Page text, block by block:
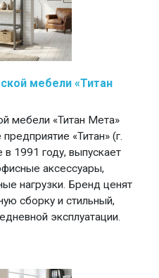
мебели «Титан
мебели «Титан Мета»
«Титан» (г.
в 1991 году, выпускает
аксессуары,
нагрузки. Бренд ценят
сборку и стильный,
эксплуатации.